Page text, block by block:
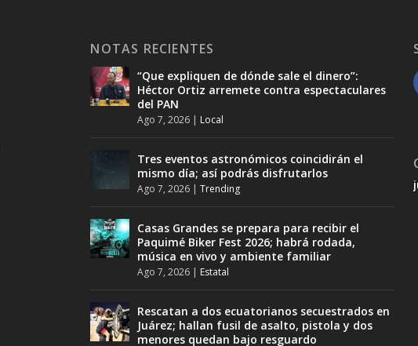
NOTAS RECIENTES
“Que expliquen de dónde sale el dinero”:
Héctor Ortiz arremete contra espectaculares
del PAN
Ago 7, 2026 | Local
Tres eventos astronómicos coincidirán el
mismo día; así podrás disfrutarlos
Ago 7, 2026 |Trending
Casas Grandes se prepara para recibir el
Paquimé Biker Fest 2026; habrá rodada,
música en vivo y ambiente familiar
Ago 7, 2026 | Estatal
Rescatan a dos ecuatorianos secuestrados en
Juárez; hallan fusil de asalto, pistola y dos
menores quedan bajo resguardo